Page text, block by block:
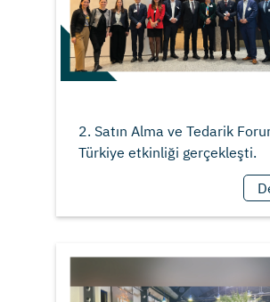
2. Satın Alma ve Tedarik